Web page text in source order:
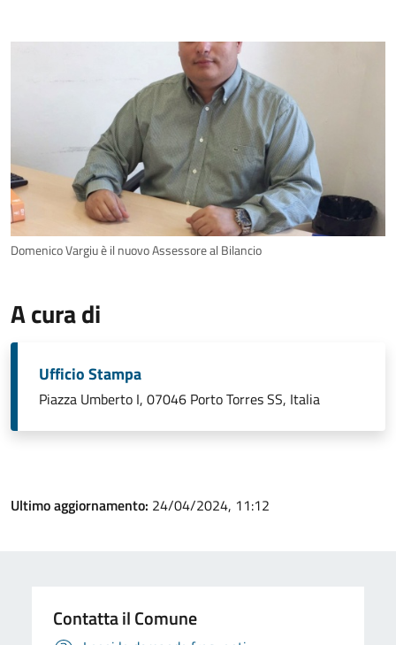
Domenico Vargiu è il nuovo Assessore al Bilancio
A cura di
Ufficio Stampa
Piazza Umberto I, 07046 Porto Torres SS, Italia
Ultimo aggiornamento: 24/04/2024, 11:12
Contatta il Comune